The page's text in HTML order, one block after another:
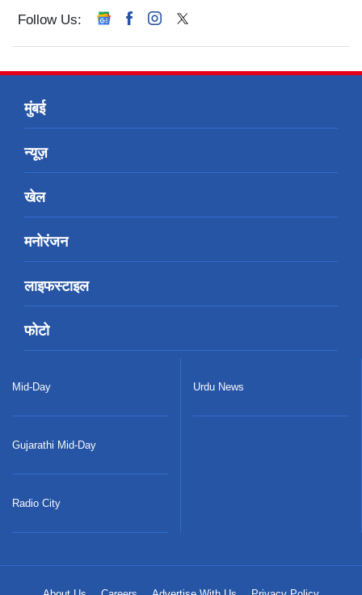
Follow Us:
मुंबई
न्यूज़
खेल
मनोरंजन
लाइफस्टाइल
फोटो
Mid-Day
Gujarathi Mid-Day
Radio City
Urdu News